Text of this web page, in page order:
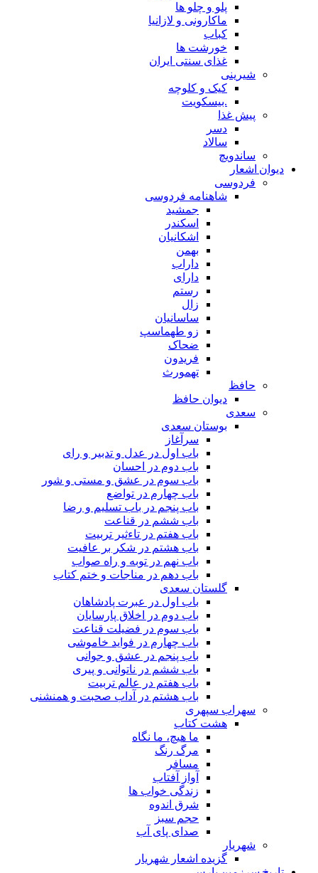
پلو و چلو ها
ماکارونی و لازانیا
کباب
خورشت ها
غذای سنتی ایران
شیرینی
کیک و کلوچه
.بیسکویت
پیش غذا
دسر
سالاد
ساندویچ
دیوان اشعار
فردوسی
شاهنامه فردوسی
جمشید
اسکندر
اشکانیان
بهمن
داراب
دارای
رستم
زال
ساسانیان
زو طهماسپ‏
ضحاک
فریدون
تهمورث
حافظ
دیوان حافظ
سعدی
بوستان سعدی
سرآغاز
باب اول در عدل و تدبیر و رای
باب دوم در احسان
باب سوم در عشق و مستی و شور
باب چهارم در تواضع
باب پنجم در باب تسلیم و رضا
باب ششم در قناعت
باب هفتم در تاءثیر تربیت
باب هشتم در شکر بر عافیت
باب نهم در توبه و راه صواب
باب دهم در مناجات و ختم کتاب
گلستان سعدی
باب اول در عبرت پادشاهان
باب دوم در اخلاق پارسایان
باب سوم در فضیلت قناعت
باب چهارم در فواید خاموشى
باب پنجم در عشق و جوانى
باب ششم در ناتوانى و پیرى
باب هفتم در عالم تربیت
باب هشتم در آداب صحبت و همنشنى
سهراب سپهری
هشت کتاب
ما هیچ، ما نگاه
مرگ رنگ
مسافر
آواز آفتاب
زندگی خواب ها
شرق اندوه
حجم سبز
صدای پای آب
شهریار
گزیده اشعار شهریار